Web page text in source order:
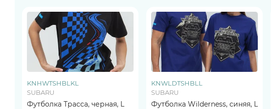
KNHWTSHBLKL
SUBARU
Футболка Трасса, черная, L
KNWLDTSHBLL
SUBARU
Футболка Wilderness, синяя, L